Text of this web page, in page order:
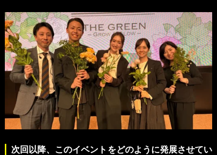
次回以降、このイベントをどのように発展させてい